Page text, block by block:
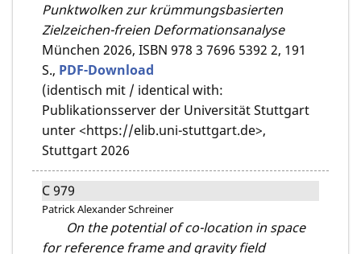
Punktwolken zur krümmungsbasierten
Zielzeichen-freien Deformationsanalyse
München 2026, ISBN 978 3 7696 5392 2, 191
S., PDF-Download
(identisch mit / identical with:
Publikationsserver der Universität Stuttgart
unter <https://elib.uni-stuttgart.de>,
Stuttgart 2026
C 979
Patrick Alexander Schreiner
On the potential of co-location in space
for reference frame and gravity field